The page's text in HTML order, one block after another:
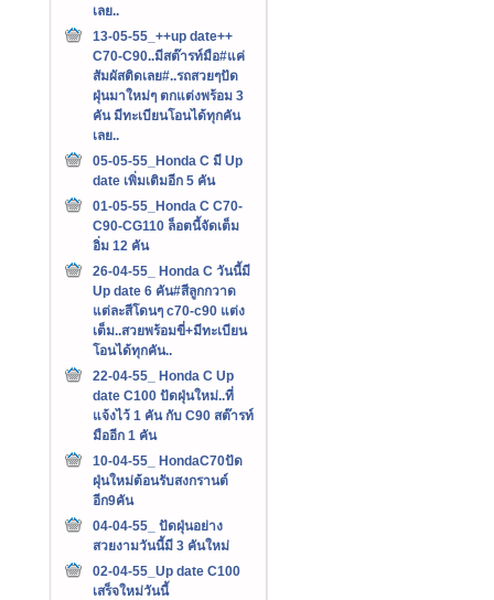
เลย..
13-05-55_++up date++
C70-C90..มีสต๊ารท์มือ#แค่
สัมผัสติดเลย#..รถสวยๆปัด
ฝุ่นมาใหม่ๆ ตกแต่งพร้อม 3
คัน มีทะเบียนโอนได้ทุกคัน
เลย..
05-05-55_Honda C มี Up
date เพิ่มเติมอีก 5 คัน
01-05-55_Honda C C70-
C90-CG110 ล็อตนี้จัดเต็ม
อิ่ม 12 คัน
26-04-55_ Honda C วันนี้มี
Up date 6 คัน#สีลูกกวาด
แต่ละสีโดนๆ c70-c90 แต่ง
เต็ม..สวยพร้อมขี่+มีทะเบียน
โอนได้ทุกคัน..
22-04-55_ Honda C Up
date C100 ปัดฝุ่นใหม่..ที่
แจ้งไว้ 1 คัน กับ C90 สต๊ารท์
มืออีก 1 คัน
10-04-55_ HondaC70ปัด
ฝุ่นใหม่ต้อนรับสงกรานต์
อีก9คัน
04-04-55_ ปัดฝุ่นอย่าง
สวยงามวันนี้มี 3 คันใหม่
02-04-55_Up date C100
เสร็จใหม่วันนี้